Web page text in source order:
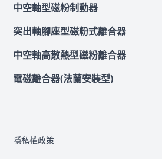
中空軸型磁粉制動器
突出軸腳座型磁粉式離合器
中空軸高散熱型磁粉離合器
電磁離合器(法蘭安裝型)
隱私權政策